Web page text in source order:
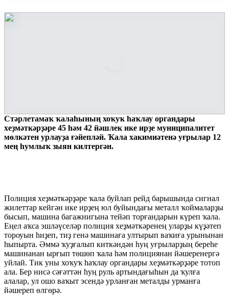
Стәрлетамаҡ ҡалаһының хоҡуҡ һаҡлау органдары
хеҙмәткәрҙәре 45 һәм 42 йәшлек ике ирҙе муниципалитет
мөлкәтен урлауҙа ғәйепләй. Ҡала хакимиәтенә уғрылар 12
мең һумлыҡ зыян килтергән.
Полиция хеҙмәткәрҙәре ҡала буйлап рейд барышында сигнал
жилеттар кейгән ике ирҙең юл буйындағы металл ҡоймаларҙы
бысып, машина багажнигына тейәп торғандарын күреп ҡала.
Еңел аҡса эшләүселәр полиция хеҙмәткәренең уларҙы күҙәтеп
тороуын һиҙеп, тиҙ генә машинаға ултырып ваҡиға урынынан
һыпырта. Әммә ҡуҙғалып киткәндән һуң уғрыларҙың береһе
машинанан ырғып төшөп ҡала һәм полициянан йәшеренергә
уйлай. Тик уны хоҡуҡ һаҡлау органдары хеҙмәткәрҙәре тотоп
ала. Бер нисә сәғәттән һуң руль артындағыһын да ҡулға
алалар, ул ошо ваҡыт эсендә урланған металды урманға
йәшереп өлгөрә.